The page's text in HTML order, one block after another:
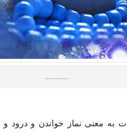
به معنی نماز خواندن و درود